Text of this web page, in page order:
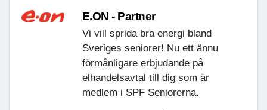
E.ON - Partner
Vi vill sprida bra energi bland
Sveriges seniorer! Nu ett ännu
förmånligare erbjudande på
elhandelsavtal till dig som är
medlem i SPF Seniorerna.